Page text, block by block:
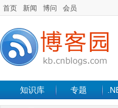
首页 新闻 博问 会员
知识库 专题